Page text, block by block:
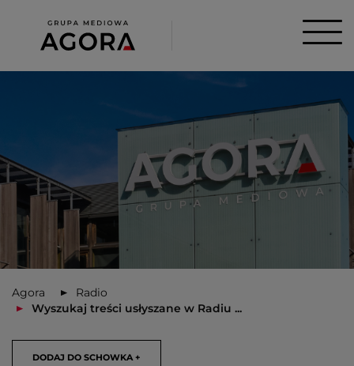
Agora
Radio
Wyszukaj treści usłyszane w Radiu ...
DODAJ DO SCHOWKA +